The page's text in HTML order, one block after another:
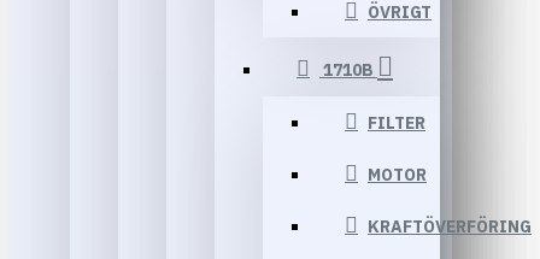
ÖVRIGT
1710B
FILTER
MOTOR
KRAFTÖVERFÖRING